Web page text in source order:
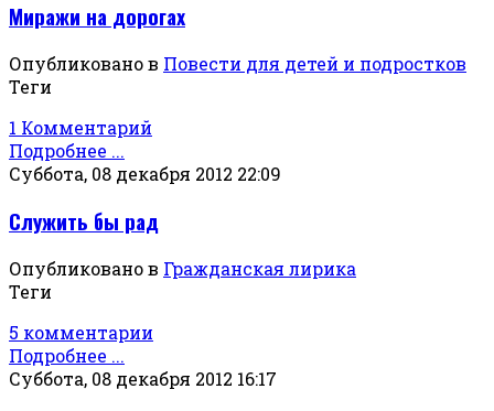
Миражи на дорогах
Опубликовано в Повести для детей и подростков
Теги
1 Комментарий
Подробнее ...
Суббота, 08 декабря 2012 22:09
Служить бы рад
Опубликовано в Гражданская лирика
Теги
5 комментарии
Подробнее ...
Суббота, 08 декабря 2012 16:17